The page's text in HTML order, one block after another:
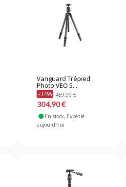
Vanguard Trépied
Photo VEO 5...
-34% 459,90 €
304,90 €
En stock, Expédié
aujourd'hui